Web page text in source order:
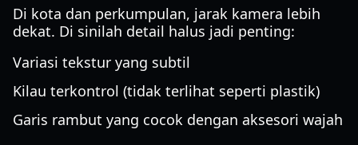
Di kota dan perkumpulan, jarak kamera lebih
dekat. Di sinilah detail halus jadi penting:
Variasi tekstur yang subtil
Kilau terkontrol (tidak terlihat seperti plastik)
Garis rambut yang cocok dengan aksesori wajah